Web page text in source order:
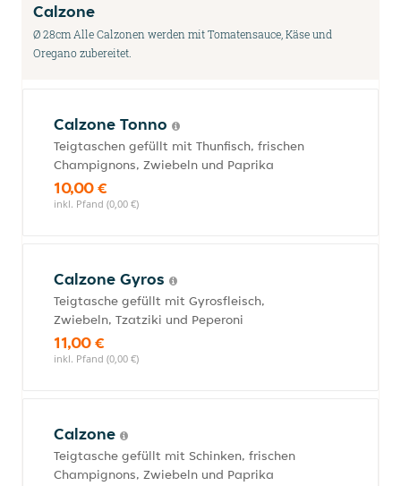
Calzone
Ø 28cm Alle Calzonen werden mit Tomatensauce, Käse und
Oregano zubereitet.
Calzone Tonno
Teigtaschen gefüllt mit Thunfisch, frischen
Champignons, Zwiebeln und Paprika
10,00 €
inkl. Pfand (0,00 €)
Calzone Gyros
Teigtasche gefüllt mit Gyrosfleisch,
Zwiebeln, Tzatziki und Peperoni
11,00 €
inkl. Pfand (0,00 €)
Calzone
Teigtasche gefüllt mit Schinken, frischen
Champignons, Zwiebeln und Paprika